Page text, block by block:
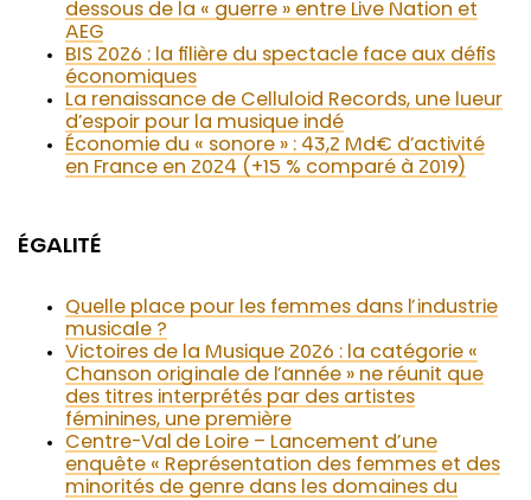
dessous de la « guerre » entre Live Nation et
AEG
BIS 2026 : la filière du spectacle face aux défis
économiques
La renaissance de Celluloid Records, une lueur
d’espoir pour la musique indé
Économie du « sonore » : 43,2 Md€ d’activité
en France en 2024 (+15 % comparé à 2019)
ÉGALITÉ
Quelle place pour les femmes dans l’industrie
musicale ?
Victoires de la Musique 2026 : la catégorie «
Chanson originale de l’année » ne réunit que
des titres interprétés par des artistes
féminines, une première
Centre-Val de Loire – Lancement d’une
enquête « Représentation des femmes et des
minorités de genre dans les domaines du